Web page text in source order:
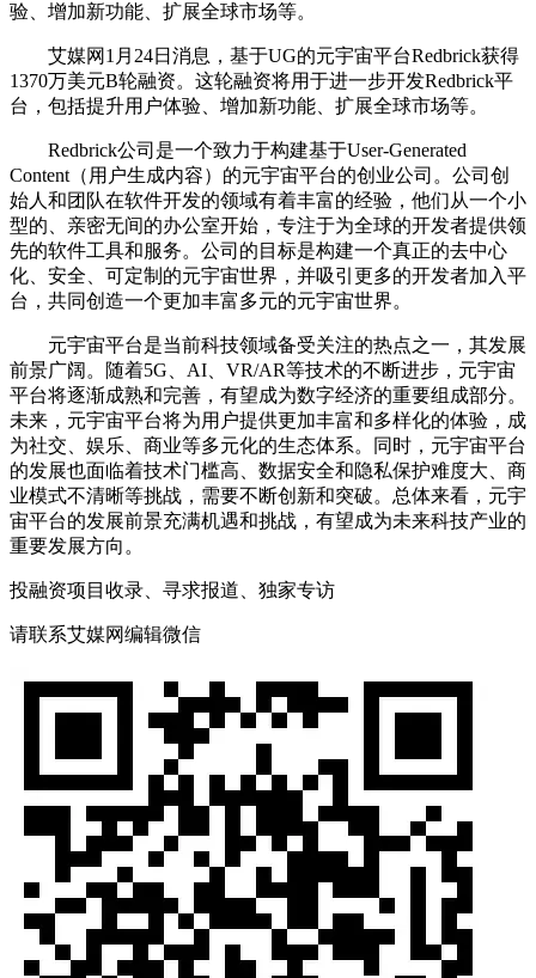
验、增加新功能、扩展全球市场等。
艾媒网1月24日消息，基于UG的元宇宙平台Redbrick获得
1370万美元B轮融资。这轮融资将用于进一步开发Redbrick平
台，包括提升用户体验、增加新功能、扩展全球市场等。
Redbrick公司是一个致力于构建基于User-Generated
Content（用户生成内容）的元宇宙平台的创业公司。公司创
始人和团队在软件开发的领域有着丰富的经验，他们从一个小
型的、亲密无间的办公室开始，专注于为全球的开发者提供领
先的软件工具和服务。公司的目标是构建一个真正的去中心
化、安全、可定制的元宇宙世界，并吸引更多的开发者加入平
台，共同创造一个更加丰富多元的元宇宙世界。
元宇宙平台是当前科技领域备受关注的热点之一，其发展
前景广阔。随着5G、AI、VR/AR等技术的不断进步，元宇宙
平台将逐渐成熟和完善，有望成为数字经济的重要组成部分。
未来，元宇宙平台将为用户提供更加丰富和多样化的体验，成
为社交、娱乐、商业等多元化的生态体系。同时，元宇宙平台
的发展也面临着技术门槛高、数据安全和隐私保护难度大、商
业模式不清晰等挑战，需要不断创新和突破。总体来看，元宇
宙平台的发展前景充满机遇和挑战，有望成为未来科技产业的
重要发展方向。
投融资项目收录、寻求报道、独家专访
请联系艾媒网编辑微信